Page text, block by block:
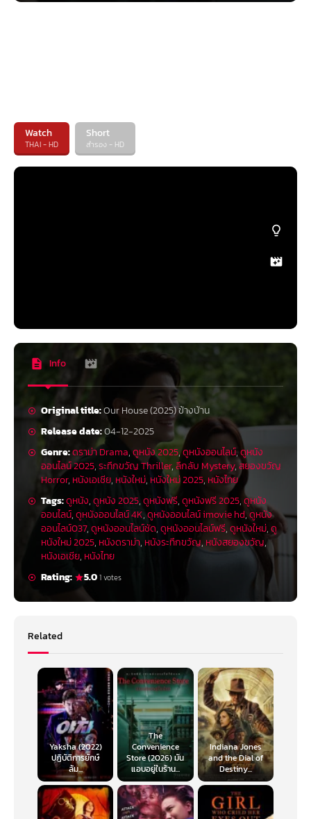
Watch
THAI - HD
Short
สำรอง - HD
Info
Original title:Our House (2025) ข้างบ้าน
Release date:04-12-2025
Genre:ดราม่า Drama,ดูหนัง 2025,ดูหนังออนไลน์,ดูหนัง
ออนไลน์ 2025,ระทึกขวัญ Thriller,ลึกลับ Mystery,สยองขวัญ
Horror, หนังเอเชีย, หนังใหม่, หนังใหม่ 2025, หนังไทย
Tags:ดูหนัง,ดูหนัง 2025,ดูหนังฟรี,ดูหนังฟรี 2025,ดูหนัง
ออนไลน์,ดูหนังออนไลน์ 4K,ดูหนังออนไลน์ imovie hd,ดูหนัง
ออนไลน์037,ดูหนังออนไลน์ชัด,ดูหนังออนไลน์ฟรี,ดูหนังใหม่,ดู
หนังใหม่ 2025, หนังดราม่า, หนังระทึกขวัญ, หนังสยองขวัญ,
หนังเอเชีย, หนังไทย
Rating:
5.01 votes
Related
Yaksha (2022)
ปฏิบัติการยักษ์
ล้ม...
The
Convenience
Store (2026) มัน
แอบอยู่ในร้าน...
Indiana Jones
and the Dial of
Destiny...